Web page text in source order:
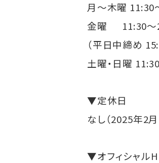
月～木曜 11:30
金曜 11:30～
（平日中締め
土曜・日曜
▼定休日
なし（2025年2
▼オフィシャル